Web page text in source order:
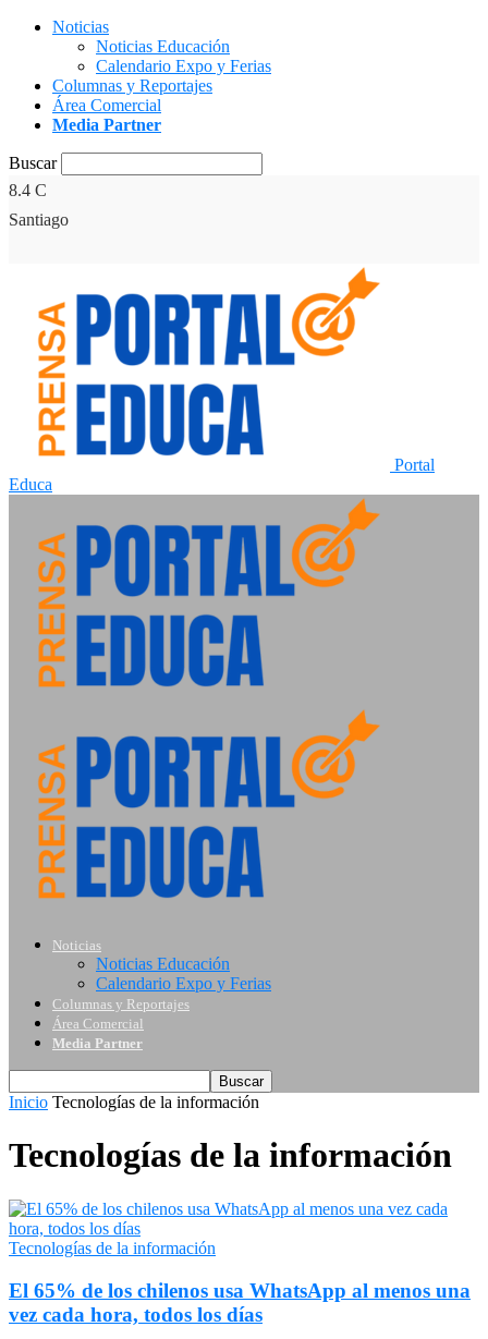
Noticias
Noticias Educación
Calendario Expo y Ferias
Columnas y Reportajes
Área Comercial
Media Partner
Buscar
8.4 C
Santiago
Portal
Educa
Noticias
Noticias Educación
Calendario Expo y Ferias
Columnas y Reportajes
Área Comercial
Media Partner
Inicio Tecnologías de la información
Tecnologías de la información
Tecnologías de la información
El 65% de los chilenos usa WhatsApp al menos una
vez cada hora, todos los días